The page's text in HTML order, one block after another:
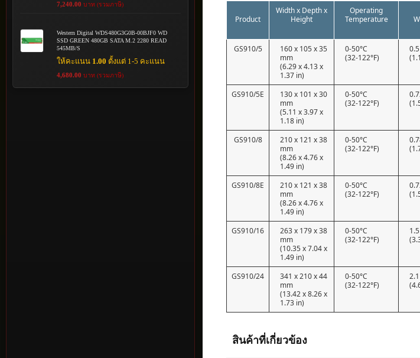
Product
Width x Depth x
Height
Operating
Temperature
GS910/5
160 x 105 x 35
mm
(6.29 x 4.13 x
1.37 in)
0-50°C
(32-122°F)
GS910/5E
130 x 101 x 30
mm
(5.11 x 3.97 x
1.18 in)
0-50°C
(32-122°F)
GS910/8
210 x 121 x 38
mm
(8.26 x 4.76 x
1.49 in)
0-50°C
(32-122°F)
GS910/8E
210 x 121 x 38
mm
(8.26 x 4.76 x
1.49 in)
0-50°C
(32-122°F)
GS910/16
263 x 179 x 38
mm
(10.35 x 7.04 x
1.49 in)
0-50°C
(32-122°F)
GS910/24
341 x 210 x 44
mm
(13.42 x 8.26 x
1.73 in)
0-50°C
(32-122°F)
สินค้าที่เกี่ยวข้อง
7,240.00 บาท (รวมภาษี)
Western Digital WDS480G3G0B-00BJF0 WD
SSD GREEN 480GB SATA M.2 2280 READ
545MB/S
ให้คะแนน 1.00 ตั้งแต่ 1-5 คะแนน
4,680.00 บาท (รวมภาษี)